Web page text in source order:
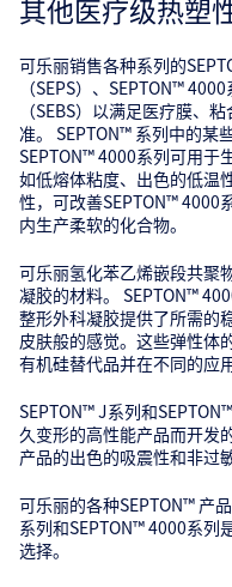
其他医疗级热塑
可乐丽销售各种系列的
（SEPS）、SEPTON™
（SEBS）以满足医疗膜、
准。 SEPTON™ 系列中的某
SEPTON™ 4000系列可用于
如低熔体粘度、出色的低温
性，可改善SEPTON™ 4000
内生产柔软的化合物。
可乐丽氢化苯乙烯嵌段共聚
凝胶的材料。 SEPTON™
整形外科凝胶提供了所需的
皮肤般的感觉。这些弹性体
有机硅替代品并在不同的应
SEPTON™ J系列和
久变形的高性能产品而开发
产品的出色的吸震性和非过
可乐丽的各种SEPTON™ 产
系列和SEPTON™ 4000系列
选择。